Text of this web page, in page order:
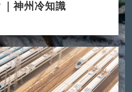
神州冷知識